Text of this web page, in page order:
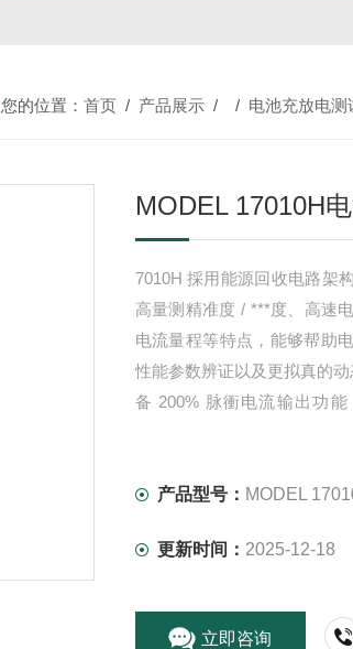
您的位置：首页 / 产品展示 / / 电池充放电测
MODEL 17010H
7010H 採用能源回收电路架
高量测精准度 / ***度、高速
电流量程等特点，能够帮助
性能参数辨证以及更拟真的
备 200% 脉衝电流输出功
产品型号： MODEL
更新时间： 2025-12-18
立即咨询